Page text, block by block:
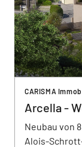
CARISMA
Arcella -
Neubau von
Alois-